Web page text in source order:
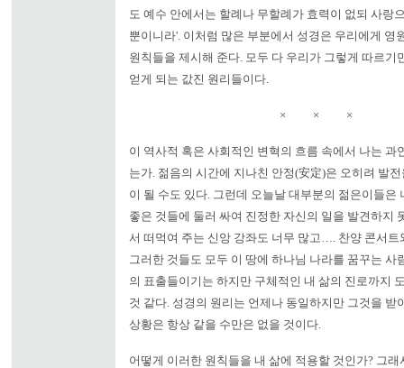
도 예수 안에서는 할례나 무할례가 효력이 없되 사랑
뿐이니라'. 이처럼 많은 부분에서 성경은 우리에게 영
원칙들을 제시해 준다. 모두 다 우리가 그렇게 따르기
얻게 되는 값진 원리들이다.
× × ×
이 역사적 혹은 사회적인 변혁의 흐름 속에서 나는 과
는가. 젊음의 시간에 지나친 안정(安定)은 오히려 발
이 될 수도 있다. 그런데 오늘날 대부분의 젊은이들은
좋은 것들에 둘러 싸여 진정한 자신의 일을 발견하지
서 떠먹여 주는 신앙 강좌도 너무 많고…. 찬양 콘서트
그러한 것들도 모두 이 땅에 하나님 나라를 꿈꾸는 사
의 표출들이기는 하지만 구체적인 내 삶의 진로까지
것 같다. 성경의 원리는 언제나 동일하지만 그것을 받
상황은 항상 같을 수만은 없을 것이다.
어떻게 이러한 원칙들을 내 삶에 적용할 것인가? 그